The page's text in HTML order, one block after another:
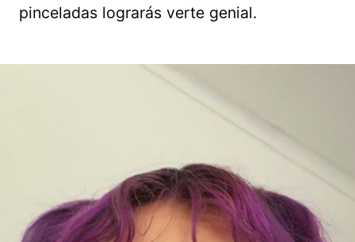
pinceladas lograrás verte genial.